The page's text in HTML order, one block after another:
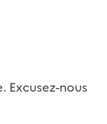
Excusez-nous